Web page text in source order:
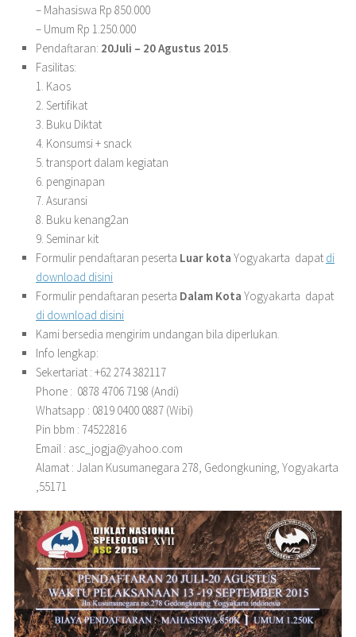
– Mahasiswa Rp 850.000
– Umum Rp 1.250.000
Pendaftaran: 20Juli – 20 Agustus 2015
Fasilitas:
1. Kaos
2. Sertifikat
3. Buku Diktat
4. Konsumsi + snack
5. transport dalam kegiatan
6. penginapan
7. Asuransi
8. Buku kenang2an
9. Seminar kit
Formulir pendaftaran peserta Luar kota Yogyakarta dapat di
download disini
Formulir pendaftaran peserta Dalam Kota Yogyakarta dapat
di download disini
Kami bersedia mengirim undangan bila diperlukan.
Info lengkap:
Sekertariat : +62 274 382117
Phone : 0878 4706 7198 (Andi)
Whatsapp : 0819 0400 0887 (Wibi)
Pin bbm : 74522816
Email : asc_jogja@yahoo.com
Alamat : Jalan Kusumanegara 278, Gedongkuning, Yogyakarta
,55171